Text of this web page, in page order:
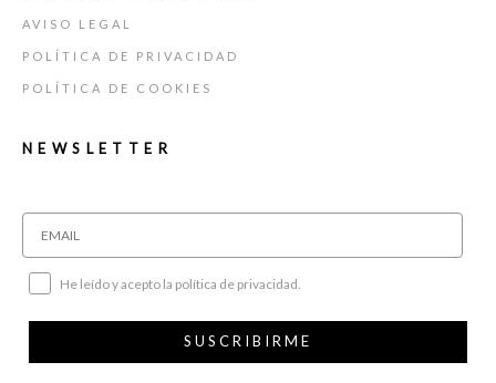
AVISO LEGAL
POLÍTICA DE PRIVACIDAD
POLÍTICA DE COOKIES
NEWSLETTER
He leído y acepto la política de privacidad.
SUSCRIBIRME